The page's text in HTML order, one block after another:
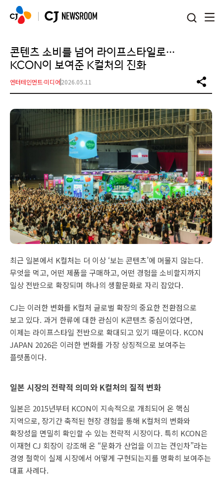
콘텐츠 소비를 넘어 라이프스타일로…
KCON이 보여준 K컬처의 진화
엔터테인먼트·미디어2026.05.11
최근 일본에서 K컬처는 더 이상 ‘보는 콘텐츠’에 머물지 않는다.
무엇을 먹고, 어떤 제품을 구매하고, 어떤 경험을 소비할지까지
일상 전반으로 확장되며 하나의 생활문화로 자리 잡았다.
CJ는 이러한 변화를 K컬처 글로벌 확장의 중요한 전환점으로
보고 있다. 과거 한류에 대한 관심이 K콘텐츠 중심이었다면,
이제는 라이프스타일 전반으로 확대되고 있기 때문이다. KCON
JAPAN 2026은 이러한 변화를 가장 상징적으로 보여주는
플랫폼이다.
일본 시장의 전략적 의미와 K컬처의 질적 변화
일본은 2015년부터 KCON이 지속적으로 개최되어 온 핵심
지역으로, 장기간 축적된 현장 경험을 통해 K컬처의 변화와
확장성을 면밀히 확인할 수 있는 전략적 시장이다. 특히 KCON은
이재현 CJ 회장이 강조해 온 “문화가 산업을 이끄는 견인차”라는
경영 철학이 실제 시장에서 어떻게 구현되는지를 명확히 보여주는
대표 사례다.